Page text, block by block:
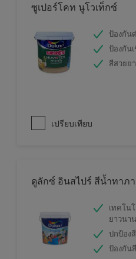
ซูเปอร์โคท นูโวเท็กซ์
ป้องกัน
ป้องกัน
สีสวยย
เปรียบเทียบ
ดูลักซ์ อินสไปร์ สีน้ำทาภ
เทคโน
ยาวนาน
ปกป้อง
ป้องกัน